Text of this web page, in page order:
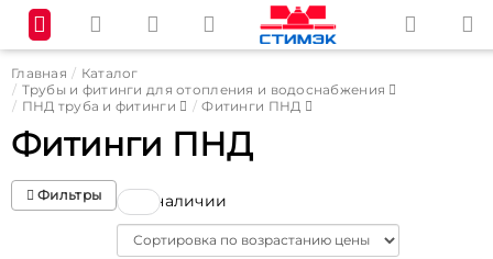
Главная
Каталог
Трубы и фитинги для отопления и водоснабжения
ПНД труба и фитинги
Фитинги ПНД
Фитинги ПНД
Фильтры В наличии
Sort